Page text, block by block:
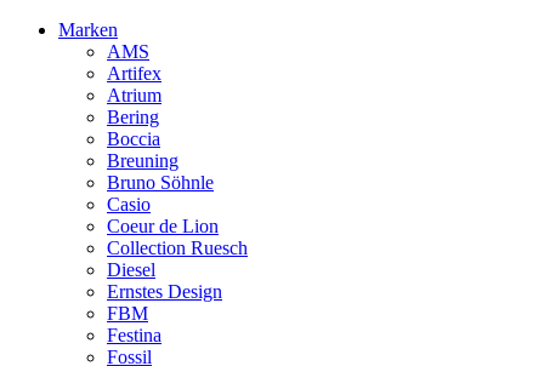
Marken
AMS
Artifex
Atrium
Bering
Boccia
Breuning
Bruno Söhnle
Casio
Coeur de Lion
Collection Ruesch
Diesel
Ernstes Design
FBM
Festina
Fossil